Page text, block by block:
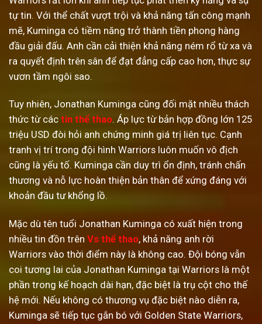
tự tin. Với thể chất vượt trội và khả năng tấn công mạnh
mẽ, Kuminga có tiềm năng trở thành tiền phong hàng
đầu giải đấu. Anh cần cải thiện khả năng ném rổ từ xa và
ra quyết định trên sân để đạt đẳng cấp cao hơn, thực sự
vươn tầm ngôi sao.
Tuy nhiên, Jonathan Kuminga cũng đối mặt nhiều thách
thức từ các tin thể thao. Áp lực từ bản hợp đồng lớn 125
triệu USD đòi hỏi anh chứng minh giá trị liên tục. Cạnh
tranh vị trí trong đội hình Warriors luôn muốn vô địch
cũng là yếu tố. Kuminga cần duy trì ổn định, tránh chấn
thương và nỗ lực hoàn thiện bản thân để xứng đáng với
khoản đầu tư khổng lồ.
Mặc dù tên tuổi Jonathan Kuminga có xuất hiện trong
nhiều tin đồn trên Vs thể thao, khả năng anh rời
Warriors vào thời điểm này là không cao. Đội bóng vẫn
coi tương lai của Jonathan Kuminga tại Warriors là một
phần trong kế hoạch dài hạn, đặc biệt là trụ cột cho thế
hệ mới. Nếu không có thương vụ đặc biệt nào diễn ra,
Kuminga sẽ tiếp tục gắn bó với Golden State Warriors,